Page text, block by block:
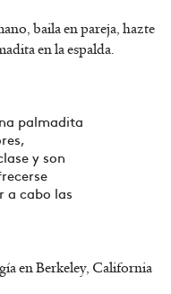
baila en pareja, hazte
en la espalda.
palmadita
y son
a cabo las
en Berkeley, California